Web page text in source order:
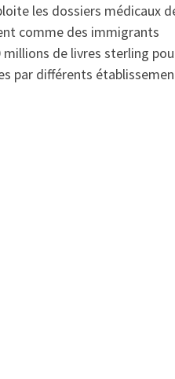
les dossiers médicaux
comme des immigrants
de livres sterling
par différents